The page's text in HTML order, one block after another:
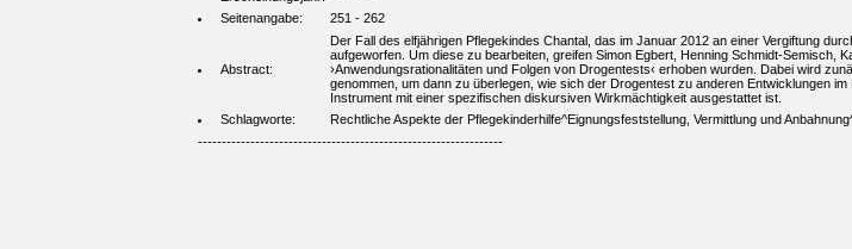
Seitenangabe:
251 - 262
Abstract:
Der Fall des elfjährigen Pflegekindes Chantal, das im Januar 2012 an einer Vergiftung
aufgeworfen. Um diese zu bearbeiten, greifen Simon Egbert, Henning Schmidt-
›Anwendungsrationalitäten und Folgen von Drogentests‹ erhoben wurden. Dabei wird
genommen, um dann zu überlegen, wie sich der Drogentest zu anderen Entwicklungen
Instrument mit einer spezifischen diskursiven Wirkmächtigkeit ausgestattet ist.
Schlagworte:
Rechtliche Aspekte der Pflegekinderhilfe^Eignungsfeststellung, Vermittlung und
----------------------------------------------------------------